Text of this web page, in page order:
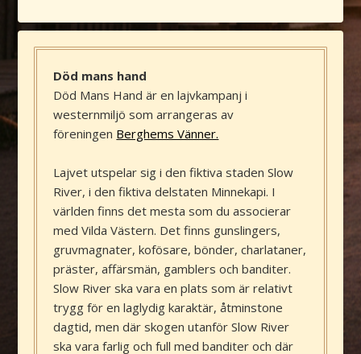
Död mans hand
Död Mans Hand är en lajvkampanj i
westernmiljö som arrangeras av
föreningen Berghems Vänner.
Lajvet utspelar sig i den fiktiva staden Slow
River, i den fiktiva delstaten Minnekapi. I
världen finns det mesta som du associerar
med Vilda Västern. Det finns gunslingers,
gruvmagnater, kofösare, bönder, charlataner,
präster, affärsmän, gamblers och banditer.
Slow River ska vara en plats som är relativt
trygg för en laglydig karaktär, åtminstone
dagtid, men där skogen utanför Slow River
ska vara farlig och full med banditer och där